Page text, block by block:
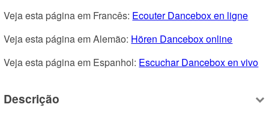
Veja esta página em Francês: Ecouter Dancebox en ligne
Veja esta página em Alemão: Hören Dancebox online
Veja esta página em Espanhol: Escuchar Dancebox en vivo
Descrição